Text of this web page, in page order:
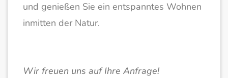
und genießen Sie ein entspanntes Wohnen
inmitten der Natur.
Wir freuen uns auf Ihre Anfrage!